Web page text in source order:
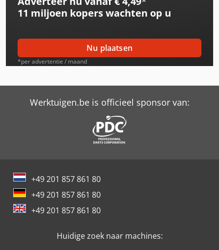
Knegt Rotorkopeg 125
Knegt Tractor Aanbouwdelen
Knegt Tractor Onderdelen Chassis /Aandrijflijn
Knegt Wb 120
Knikmops Km250 Te
Schaffer 2345 T
Schaffer 3550 T
11 miljoen koperswachten op u
Nu plaatsen
*per advertentie / maand
Werktuigen.be is officieel sponsor van:
+49 201 857 861 80
+49 201 857 861 80
+49 201 857 861 80
Huidige zoek naar machines: